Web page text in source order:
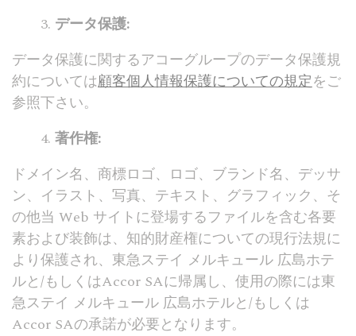
環境設定
設定を保存できます。 たとえば、ユーザー言語を保持でき
_deCookiesConsentDeleteKey
Identifier.
ョ
Cookie
Consent
Remember user's
consent on Cookies
and consent
Identifier.
_deCookiesConsent
D-edge
Consent
Remember user's
and consent
データ保護:
データ保護に関するアコーグループのデータ保護規
約については顧客個人情報保護についての規定をご
参照下さい。
著作権:
ドメイン名、商標ロゴ、ロゴ、ブランド名、デッサ
ン、イラスト、写真、テキスト、グラフィック、そ
の他当 Web サイトに登場するファイルを含む各要
素および装飾は、知的財産権についての現行法規に
より保護され、東急ステイ メルキュール 広島ホテ
ルと/もしくはAccor SAに帰属し、使用の際には東
急ステイ メルキュール 広島ホテルと/もしくは
Accor SAの承諾が必要となります。